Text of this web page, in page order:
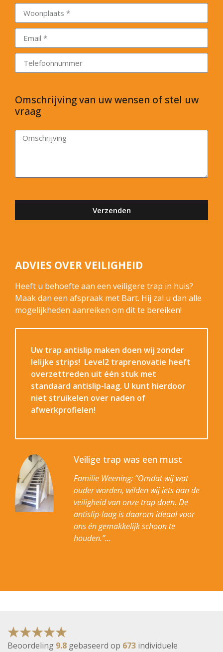
Omschrijving van uw wensen of stel uw
vraag
Verzenden
ADVIES OVER VEILIGHEID
Heeft u behoefte aan een veiligere trap in huis?
Maak dan een afspraak met Bart. Hij zal u dan alle
mogelijkheden aanreiken om dit te bereiken!
Uw trap antislip maken doen wij zonder
lelijke strips! Level2 traprenovatie heeft
overzettreden uit één stuk met
standaard antislip-laag. U kunt hierdoor
niet struikelen over naden of
afwerkprofielen!
Veilige trap was een must
Familie Weening: “Omdat wij wat
ouder worden, wilden wij iets aan de
veiligheid van onze trap doen. De
antislip-laag is daarom ideaal voor
ons én gemakkelijk schoon te
houden.”
Beoordeling 9.8 gebaseerd op 673 individuele